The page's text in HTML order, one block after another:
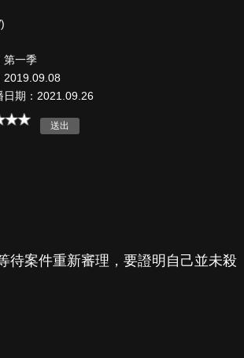
第一季
2019.09.08
日期：2021.09.26
待案件重新審理，要證明自己並未殺